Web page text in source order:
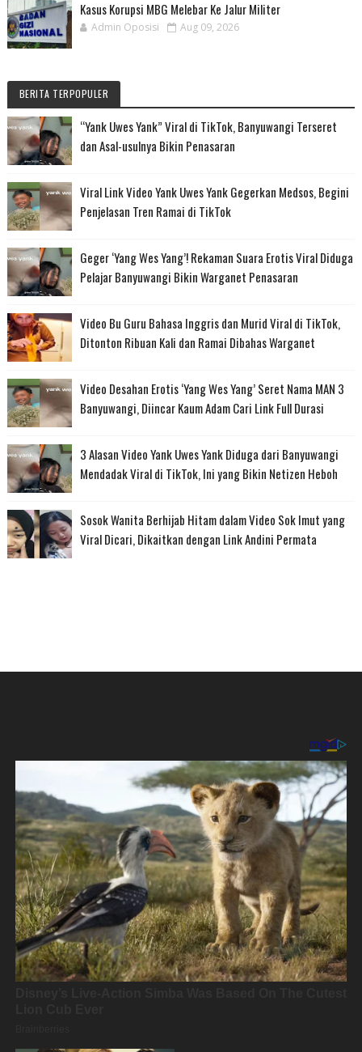
Kasus Korupsi MBG Melebar Ke Jalur Militer
Admin Oposisi Aug 09, 2026
BERITA TERPOPULER
“Yank Uwes Yank” Viral di TikTok, Banyuwangi Terseret
dan Asal-usulnya Bikin Penasaran
Viral Link Video Yank Uwes Yank Gegerkan Medsos, Begini
Penjelasan Tren Ramai di TikTok
Geger ‘Yang Wes Yang’! Rekaman Suara Erotis Viral Diduga
Pelajar Banyuwangi Bikin Warganet Penasaran
Video Bu Guru Bahasa Inggris dan Murid Viral di TikTok,
Ditonton Ribuan Kali dan Ramai Dibahas Warganet
Video Desahan Erotis ‘Yang Wes Yang’ Seret Nama MAN 3
Banyuwangi, Diincar Kaum Adam Cari Link Full Durasi
3 Alasan Video Yank Uwes Yank Diduga dari Banyuwangi
Mendadak Viral di TikTok, Ini yang Bikin Netizen Heboh
Sosok Wanita Berhijab Hitam dalam Video Sok Imut yang
Viral Dicari, Dikaitkan dengan Link Andini Permata